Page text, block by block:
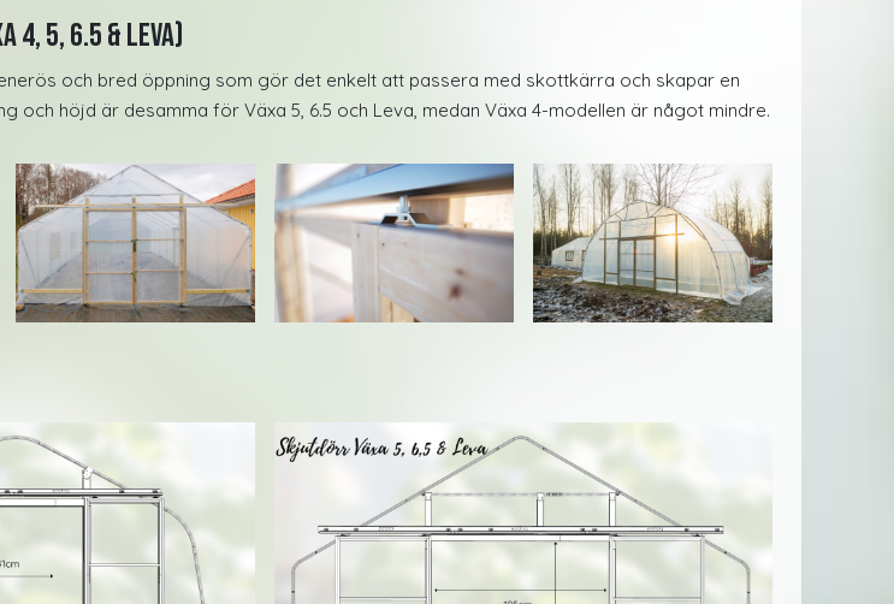
5, 6.5 & Leva)
och bred öppning som gör det enkelt att passera med skottkärra och skapar en
och höjd är desamma för Växa 5, 6.5 och Leva, medan Växa 4-modellen är något mindre.